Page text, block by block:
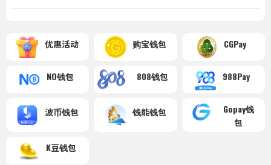
优惠活动 购宝钱包 CGPay
NO钱包 808钱包 988Pay
波币钱包 钱能钱包
Gopay钱
包
K豆钱包